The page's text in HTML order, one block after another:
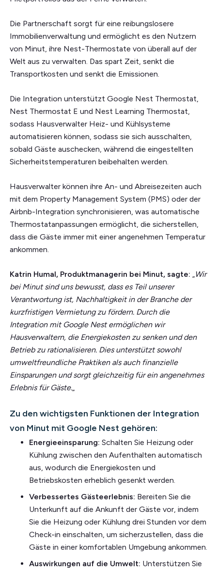
Die Partnerschaft sorgt für eine reibungslosere
Immobilienverwaltung und ermöglicht es den Nutzern
von Minut, ihre Nest-Thermostate von überall auf der
Welt aus zu verwalten. Das spart Zeit, senkt die
Transportkosten und senkt die Emissionen.
Die Integration unterstützt Google Nest Thermostat,
Nest Thermostat E und Nest Learning Thermostat,
sodass Hausverwalter Heiz- und Kühlsysteme
automatisieren können, sodass sie sich ausschalten,
sobald Gäste auschecken, während die eingestellten
Sicherheitstemperaturen beibehalten werden.
Hausverwalter können ihre An- und Abreisezeiten auch
mit dem Property Management System (PMS) oder der
Airbnb-Integration synchronisieren, was automatische
Thermostatanpassungen ermöglicht, die sicherstellen,
dass die Gäste immer mit einer angenehmen Temperatur
ankommen.
Katrin Humal, Produktmanagerin bei Minut, sagte:
Wir
bei Minut sind uns bewusst, dass es Teil unserer
Verantwortung ist, Nachhaltigkeit in der Branche der
kurzfristigen Vermietung zu fördern. Durch die
Integration mit Google Nest ermöglichen wir
Hausverwaltern, die Energiekosten zu senken und den
Betrieb zu rationalisieren. Dies unterstützt sowohl
umweltfreundliche Praktiken als auch finanzielle
Einsparungen und sorgt gleichzeitig für ein angenehmes
Erlebnis für Gäste.
Zu den wichtigsten Funktionen der Integration
von Minut mit Google Nest gehören:
Energieeinsparung: Schalten Sie Heizung oder
Kühlung zwischen den Aufenthalten automatisch
aus, wodurch die Energiekosten und
Betriebskosten erheblich gesenkt werden.
Verbessertes Gästeerlebnis: Bereiten Sie die
Unterkunft auf die Ankunft der Gäste vor, indem
Sie die Heizung oder Kühlung drei Stunden vor dem
Check-in einschalten, um sicherzustellen, dass die
Gäste in einer komfortablen Umgebung ankommen.
Auswirkungen auf die Umwelt: Unterstützen Sie